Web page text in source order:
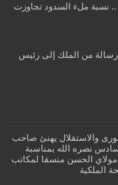
.. نسبة ملء السدود تجاوزت
من الملك إلى رئيس
والاستقلال يهنئ صاحب
نصره الله بمناسبة
مولاي الحسن منسقا لمكاتب
الملكية